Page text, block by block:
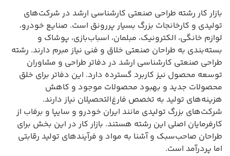
بازار کار رشته طراحی صنعتی کارشناسی ارشد در شرکت‌های
تولیدی و کارخانجات بزرگ بسیار پررونق است. صنایع خودرو،
لوازم خانگی، الکترونیک، مبلمان، اسباب‌بازی، پوشاک و
بسته‌بندی به طراحان صنعتی خلاق و فنی نیاز مبرم دارند. رشته
طراحی صنعتی کارشناسی ارشد در دفاتر طراحی و مشاوران
توسعه محصول نیز کاربرد گسترده دارد. این دفاتر برای خلق
محصولات جدید و بهبود محصولات موجود و کاهش
هزینه‌های تولید به تخصص فارغ‌التحصیلان نیاز دارند.
شرکت‌های بزرگ تولیدی مانند ایران خودرو و سایپا و برفاب از
کارفرمایان اصلی این رشته هستند. بازار کار در این بخش برای
طراحان صاحب‌سبک و آشنا به مواد و فرآیندهای تولید رقابتی
اما پردرآمد است.